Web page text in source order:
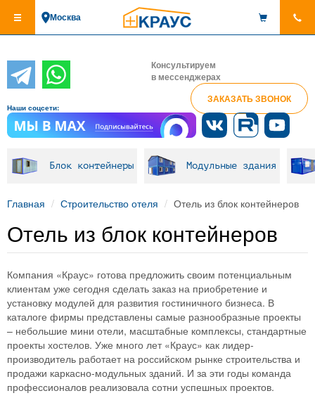
основному
Москва
Консультируем
в мессенджерах
ЗАКАЗАТЬ ЗВОНОК
Наши соцсети:
Блок контейнеры Модульные здания
Главная Строительство отеля Отель из блок контейнеров
Отель из блок контейнеров
Компания «Краус» готова предложить своим потенциальным
клиентам уже сегодня сделать заказ на приобретение и
установку модулей для развития гостиничного бизнеса. В
каталоге фирмы представлены самые разнообразные проекты
– небольшие мини отели, масштабные комплексы, стандартные
проекты хостелов. Уже много лет «Краус» как лидер-
производитель работает на российском рынке строительства и
продажи каркасно-модульных зданий. И за эти годы команда
профессионалов реализовала сотни успешных проектов.